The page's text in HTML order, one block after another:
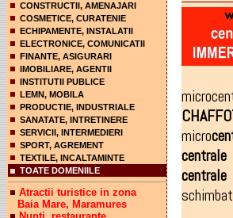
CONSTRUCTII, AMENAJARI
COSMETICE, CURATENIE
ECHIPAMENTE, INSTALATII
ELECTRONICE, COMUNICATII
FINANTE, ASIGURARI
IMOBILIARE, AGENTII
INSTITUTII PUBLICE
LEMN, MOBILA
PRODUCTIE, INDUSTRIALE
SANATATE, INTRETINERE
SERVICII, INTERMEDIERI
SPORT, AGREMENT
TEXTILE, INCALTAMINTE
TOATE DOMENIILE
Atractii turistice in zona
Baia Mare, Maramures
micro
centrale
centrale